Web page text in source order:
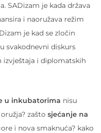
SADizam je kada država
i naoružava režim
je kad se zločin
svakodnevni diskurs
izvještaja i diplomatskih
u inkubatorima nisu
zašto sjećanje na
i nova smaknuća? kako